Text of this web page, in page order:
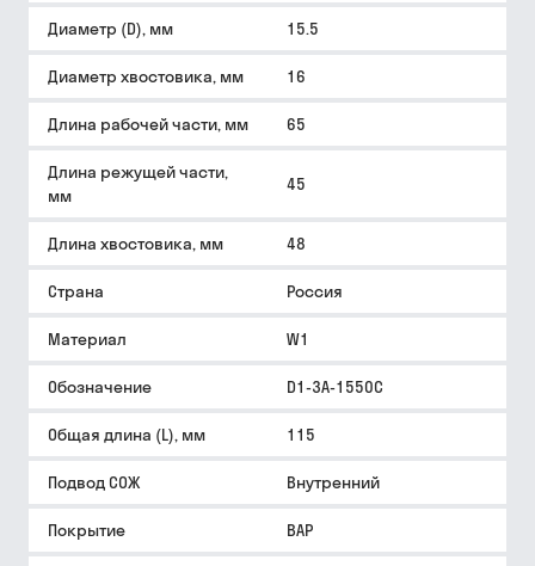
Диаметр (D), мм 15.5
Диаметр хвостовика, мм 16
Длина рабочей части, мм 65
Длина режущей части,
мм
45
Длина хвостовика, мм 48
Страна Россия
Материал W1
Обозначение D1-3A-1550C
Общая длина (L), мм 115
Подвод СОЖ Внутренний
Покрытие BAP